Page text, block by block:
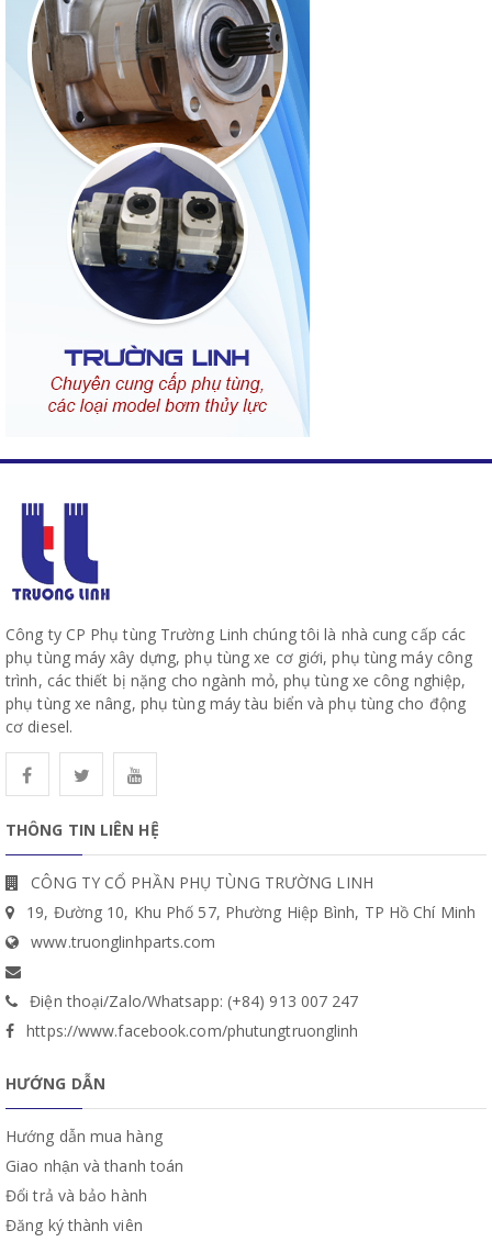
Công ty CP Phụ tùng Trường Linh chúng tôi là nhà cung cấp các
phụ tùng máy xây dựng, phụ tùng xe cơ giới, phụ tùng máy công
trình, các thiết bị nặng cho ngành mỏ, phụ tùng xe công nghiệp,
phụ tùng xe nâng, phụ tùng máy tàu biển và phụ tùng cho động
cơ diesel.
THÔNG TIN LIÊN HỆ
CÔNG TY CỔ PHẦN PHỤ TÙNG TRƯỜNG LINH
19, Đường 10, Khu Phố 57, Phường Hiệp Bình, TP Hồ Chí Minh
www.truonglinhparts.com
Điện thoại/Zalo/Whatsapp: (+84) 913 007 247
https://www.facebook.com/phutungtruonglinh
HƯỚNG DẪN
Hướng dẫn mua hàng
Giao nhận và thanh toán
Đổi trả và bảo hành
Đăng ký thành viên